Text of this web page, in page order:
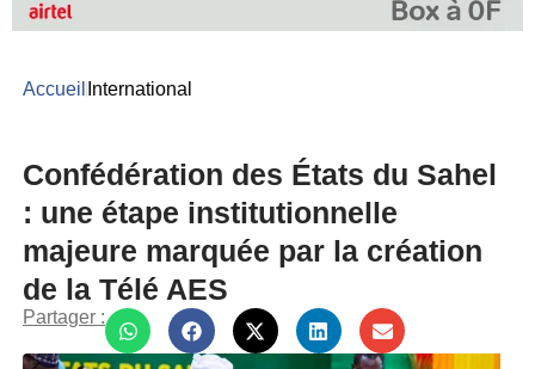
Accueil International
Confédération des États du Sahel
: une étape institutionnelle
majeure marquée par la création
de la Télé AES
Partager :